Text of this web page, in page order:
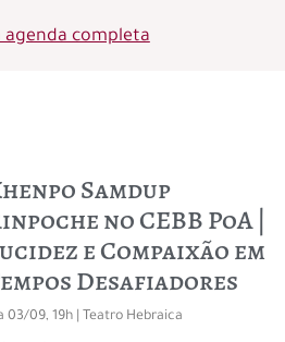
agenda completa
Samdup
no CEBB PoA |
e Compaixão em
Desafiadores
03/09, 19h | Teatro Hebraica